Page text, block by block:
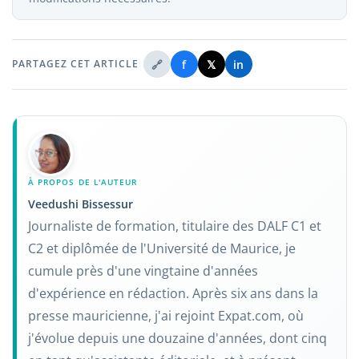
vérifier directement auprès d'eux car les dates varient
d'une école à l'autre.
les échéances de paiement avant la période de
demande de place. Il est essentiel de rassembler les
documents de l'école précédente avant d'arriver à
Lima, en particulier si ceux-ci doivent être traduits ou
légalisés, car cette démarche peut prendre plusieurs
semaines.
PARTAGEZ CET ARTICLE 🔗 f 𝕏 in
À PROPOS DE L'AUTEUR
Veedushi Bissessur
Journaliste de formation, titulaire des DALF C1 et
C2 et diplômée de l'Université de Maurice, je
cumule près d'une vingtaine d'années
d'expérience en rédaction. Après six ans dans la
presse mauricienne, j'ai rejoint Expat.com, où
j'évolue depuis une douzaine d'années, dont cinq